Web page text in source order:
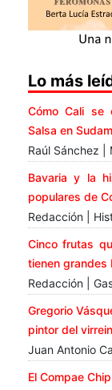
Lo más
Cómo Cali se
Salsa en
Raúl Sánchez |
Bavaria y la
populares de
Redacción |
Cinco frutas
tienen grandes
Redacción |
Gregorio
pintor del
Juan Antonio
El Compae